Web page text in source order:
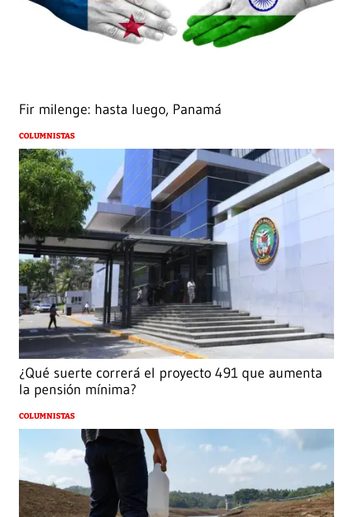
Fir milenge: hasta luego, Panamá
COLUMNISTAS
¿Qué suerte correrá el proyecto 491 que aumenta
la pensión mínima?
COLUMNISTAS